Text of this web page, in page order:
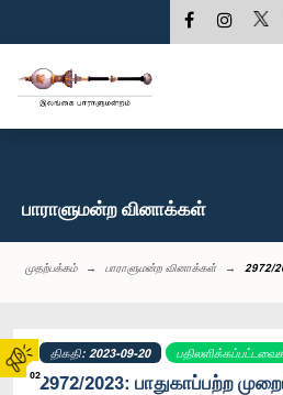
02
பாராளுமன்ற வினாக்கள்
முதற்பக்கம் பாராளுமன்ற வினாக்கள் 2972/
திகதி: 2023-09-20
2972/2023: பாதுகாப்பற்ற